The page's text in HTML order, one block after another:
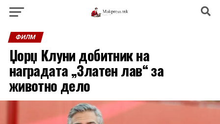
ФИЛМ
Џорџ Клуни добитник на
наградата „Златен лав“ за
животно дело